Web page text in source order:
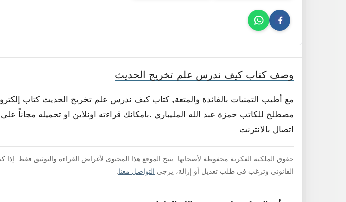
وصف كتاب كيف ندرس علم تخريج الحديث
مع أطيب التمنيات بالفائدة والمتعة, كتاب كيف ندرس علم تخريج الحديث كتاب
مصطلح للكاتب حمزة عبد الله المليباري .بامكانك قراءته اونلاين او تحميله مجاناً
اتصال بالانترنت
حقوق الملكية الفكرية محفوظة لأصحابها. يتيح الموقع هذا المحتوى لأغراض القراءة والتوثيق فقط.
القانوني وترغب في طلب تعديل أو إزالة، يرجى التواصل معنا